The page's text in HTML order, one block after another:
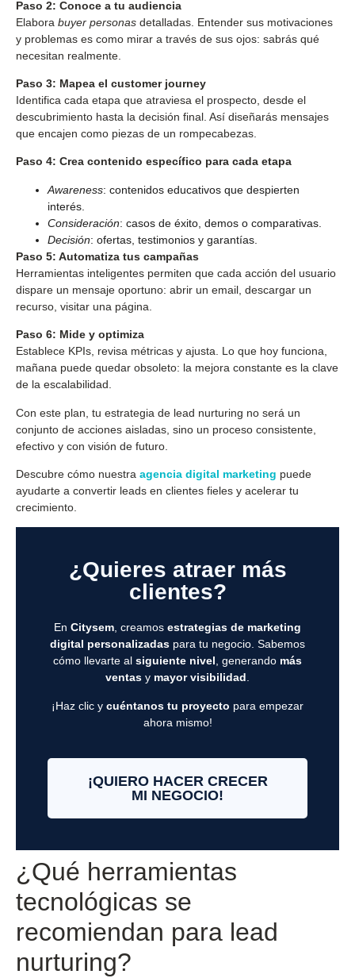
Paso 2: Conoce a tu audiencia
Elabora buyer personas detalladas. Entender sus motivaciones
y problemas es como mirar a través de sus ojos: sabrás qué
necesitan realmente.
Paso 3: Mapea el customer journey
Identifica cada etapa que atraviesa el prospecto, desde el
descubrimiento hasta la decisión final. Así diseñarás mensajes
que encajen como piezas de un rompecabezas.
Paso 4: Crea contenido específico para cada etapa
Awareness: contenidos educativos que despierten
interés.
Consideración: casos de éxito, demos o comparativas.
Decisión: ofertas, testimonios y garantías.
Paso 5: Automatiza tus campañas
Herramientas inteligentes permiten que cada acción del usuario
dispare un mensaje oportuno: abrir un email, descargar un
recurso, visitar una página.
Paso 6: Mide y optimiza
Establece KPIs, revisa métricas y ajusta. Lo que hoy funciona,
mañana puede quedar obsoleto: la mejora constante es la clave
de la escalabilidad.
Con este plan, tu estrategia de lead nurturing no será un
conjunto de acciones aisladas, sino un proceso consistente,
efectivo y con visión de futuro.
Descubre cómo nuestra agencia digital marketing puede
ayudarte a convertir leads en clientes fieles y acelerar tu
crecimiento.
¿Quieres atraer más
clientes?
En Citysem, creamos estrategias de marketing
digital personalizadas para tu negocio. Sabemos
cómo llevarte al siguiente nivel, generando más
ventas y mayor visibilidad.
¡Haz clic y cuéntanos tu proyecto para empezar
ahora mismo!
¡QUIERO HACER CRECER
MI NEGOCIO!
¿Qué herramientas
tecnológicas se
recomiendan para lead
nurturing?